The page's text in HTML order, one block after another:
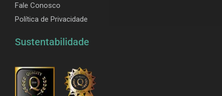
Fale Conosco
Política de Privacidade
Sustentabilidade